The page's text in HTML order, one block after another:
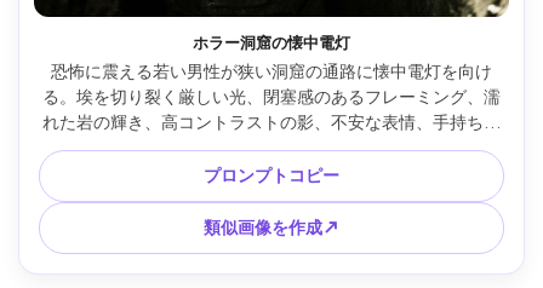
ホラー洞窟の懐中電灯
恐怖に震える若い男性が狭い洞窟の通路に懐中電灯を向け
る。埃を切り裂く厳しい光、閉塞感のあるフレーミング、濡
れた岩の輝き、高コントラストの影、不安な表情、手持ちリ
アル、Sony A7S III、35mm、ざらざらした映画スチル、超リ
アルな質感、サスペンスな雰囲気 --ar 4:5
プロンプトコピー
類似画像を作成↗